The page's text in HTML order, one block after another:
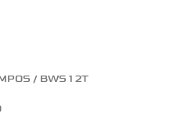
/ BWS 1 2T